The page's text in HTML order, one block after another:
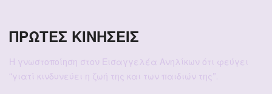
ΠΡΩΤΕΣ ΚΙΝΗΣΕΙΣ
Η γνωστοποίηση στον Εισαγγελέα Ανηλίκων ότι φεύγει
“γιατί κινδυνεύει η ζωή της και των παιδιών της”.